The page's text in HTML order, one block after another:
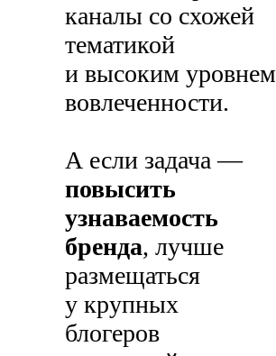
каналы со схожей
тематикой
и высоким уровнем
вовлеченности.
А если задача —
повысить
узнаваемость
бренда, лучше
размещаться
у крупных
блогеров